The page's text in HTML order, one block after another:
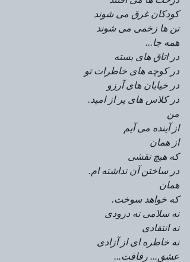
کودکان غرق می شوند
تن ها زخمی می شوند
همه جا...
در اتاق های بسته
در کوچه های خاطرات تو
در خیابان های آرزو
در کلاس های پر از امید.
من
از آینده می آیم
از همان
که هیچ نقشی
در ساختن آن نداشته ام.
همان
که خواهد سوخت.
نه سلامی نه درودی
نه انتقادی
نه خاطره ای از آزادی
عشق... رفاقت...